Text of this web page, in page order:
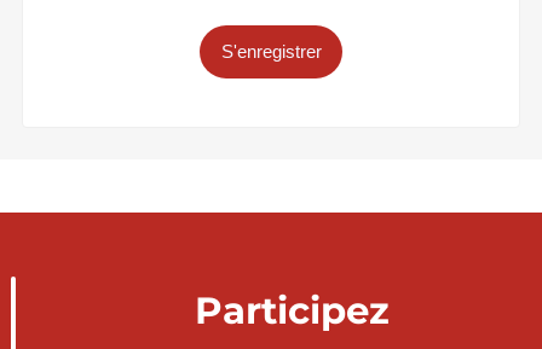
S'enregistrer
Participez